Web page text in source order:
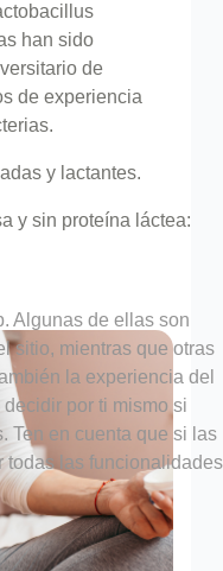
han sido
de
de experiencia
y lactantes.
y sin proteína láctea:
Algunas de ellas son
sitio, mientras que otras
la experiencia del
por ti mismo si
Ten en cuenta que si las
todas las funcionalidades